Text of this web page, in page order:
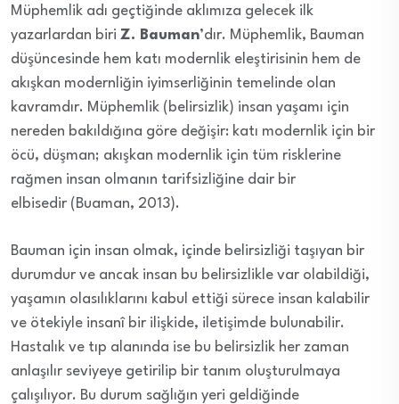
Müphemlik adı geçtiğinde aklımıza gelecek ilk
yazarlardan biri Z. Bauman’dır. Müphemlik, Bauman
düşüncesinde hem katı modernlik eleştirisinin hem de
akışkan modernliğin iyimserliğinin temelinde olan
kavramdır. Müphemlik (belirsizlik) insan yaşamı için
nereden bakıldığına göre değişir: katı modernlik için bir
öcü, düşman; akışkan modernlik için tüm risklerine
rağmen insan olmanın tarifsizliğine dair bir
elbisedir (Buaman, 2013).
Bauman için insan olmak, içinde belirsizliği taşıyan bir
durumdur ve ancak insan bu belirsizlikle var olabildiği,
yaşamın olasılıklarını kabul ettiği sürece insan kalabilir
ve ötekiyle insanî bir ilişkide, iletişimde bulunabilir.
Hastalık ve tıp alanında ise bu belirsizlik her zaman
anlaşılır seviyeye getirilip bir tanım oluşturulmaya
çalışılıyor. Bu durum sağlığın yeri geldiğinde